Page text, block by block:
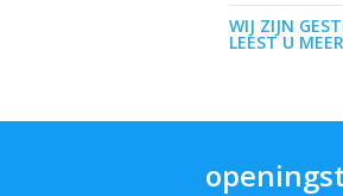
WIJ ZIJN
LEEST U